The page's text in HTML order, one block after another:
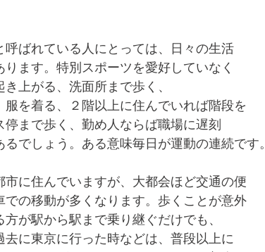
呼ばれている人にとっては、日々の生活
ます。特別スポーツを愛好していなく
上がる、洗面所まで歩く、
を着る、２階以上に住んでいれば階段を
まで歩く、勤め人ならば職場に遅刻
でしょう。ある意味毎日が運動の連続です。
に住んでいますが、大都会ほど交通の便
の移動が多くなります。歩くことが意外
が駅から駅まで乗り継ぐだけでも、
に東京に行った時などは、普段以上に